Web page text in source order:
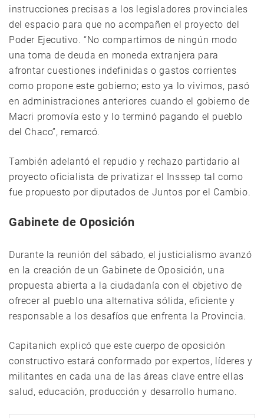
instrucciones precisas a los legisladores provinciales
del espacio para que no acompañen el proyecto del
Poder Ejecutivo. “No compartimos de ningún modo
una toma de deuda en moneda extranjera para
afrontar cuestiones indefinidas o gastos corrientes
como propone este gobierno; esto ya lo vivimos, pasó
en administraciones anteriores cuando el gobierno de
Macri promovía esto y lo terminó pagando el pueblo
del Chaco”, remarcó.
También adelantó el repudio y rechazo partidario al
proyecto oficialista de privatizar el Insssep tal como
fue propuesto por diputados de Juntos por el Cambio.
Gabinete de Oposición
Durante la reunión del sábado, el justicialismo avanzó
en la creación de un Gabinete de Oposición, una
propuesta abierta a la ciudadanía con el objetivo de
ofrecer al pueblo una alternativa sólida, eficiente y
responsable a los desafíos que enfrenta la Provincia.
Capitanich explicó que este cuerpo de oposición
constructivo estará conformado por expertos, líderes y
militantes en cada una de las áreas clave entre ellas
salud, educación, producción y desarrollo humano.